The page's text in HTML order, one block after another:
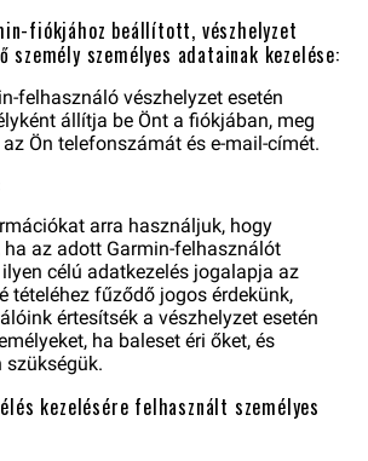
fiókjához beállított, vészhelyzet
személy személyes adatainak kezelése:
felhasználó vészhelyzet esetén
állítja be Önt a fiókjában, meg
Ön telefonszámát és e-mail-címét.
arra használjuk, hogy
ha az adott Garmin-felhasználót
célú adatkezelés jogalapja az
tételéhez fűződő jogos érdekünk,
értesítsék a vészhelyzet esetén
ha baleset éri őket, és
szükségük.
kezelésére felhasznált személyes